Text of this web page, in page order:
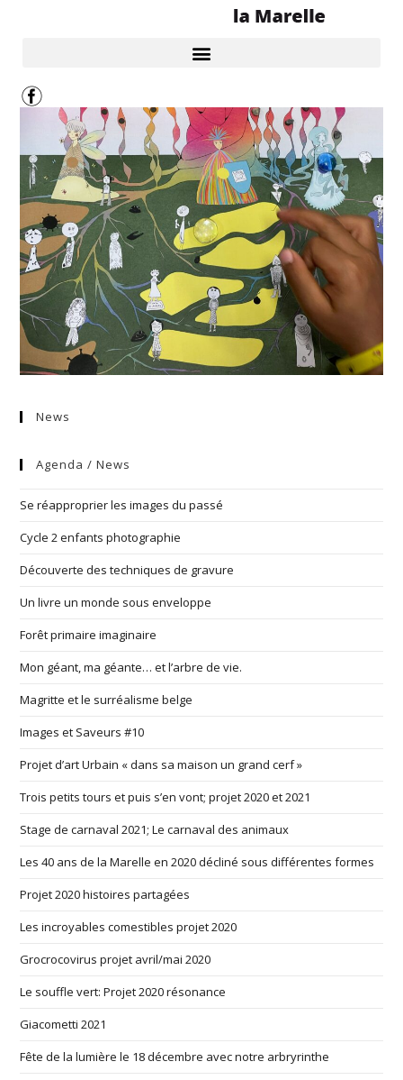
News
Agenda / News
Se réapproprier les images du passé
Cycle 2 enfants photographie
Découverte des techniques de gravure
Un livre un monde sous enveloppe
Forêt primaire imaginaire
Mon géant, ma géante… et l’arbre de vie.
Magritte et le surréalisme belge
Images et Saveurs #10
Projet d’art Urbain « dans sa maison un grand cerf »
Trois petits tours et puis s’en vont; projet 2020 et 2021
Stage de carnaval 2021; Le carnaval des animaux
Les 40 ans de la Marelle en 2020 décliné sous différentes formes
Projet 2020 histoires partagées
Les incroyables comestibles projet 2020
Grocrocovirus projet avril/mai 2020
Le souffle vert: Projet 2020 résonance
Giacometti 2021
Fête de la lumière le 18 décembre avec notre arbryrinthe